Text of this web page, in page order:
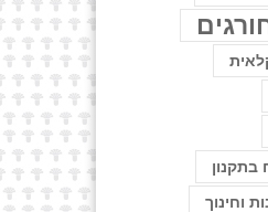
בתקנון
וחינוך